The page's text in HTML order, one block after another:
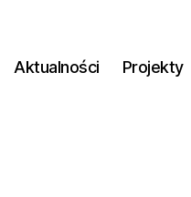
Aktualności Projekty